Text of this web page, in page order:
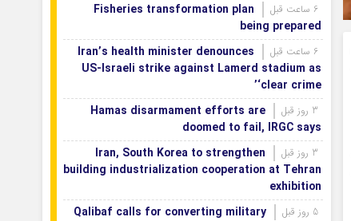
Fisheries transformation plan
being prepared
Iran’s health minister denounces
US-Israeli strike against Lamerd stadium as
‘clear crime’
Hamas disarmament efforts are
doomed to fail, IRGC says
Iran, South Korea to strengthen
building industrialization cooperation at Tehran
exhibition
Qalibaf calls for converting military